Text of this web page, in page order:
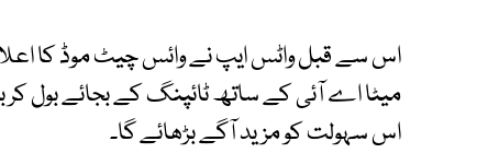
اس سے قبل واٹس ایپ نے وائس چیٹ موڈ کا
میٹا اے آئی کے ساتھ ٹائپنگ کے بجائے بول
اس سہولت کو مزید آگے بڑھائے گا۔